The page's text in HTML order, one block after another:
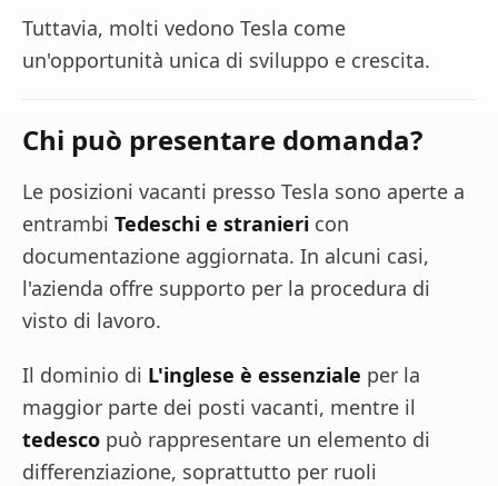
Tuttavia, molti vedono Tesla come
un'opportunità unica di sviluppo e crescita.
Chi può presentare domanda?
Le posizioni vacanti presso Tesla sono aperte a
entrambi Tedeschi e stranieri con
documentazione aggiornata. In alcuni casi,
l'azienda offre supporto per la procedura di
visto di lavoro.
Il dominio di L'inglese è essenziale per la
maggior parte dei posti vacanti, mentre il
tedesco può rappresentare un elemento di
differenziazione, soprattutto per ruoli